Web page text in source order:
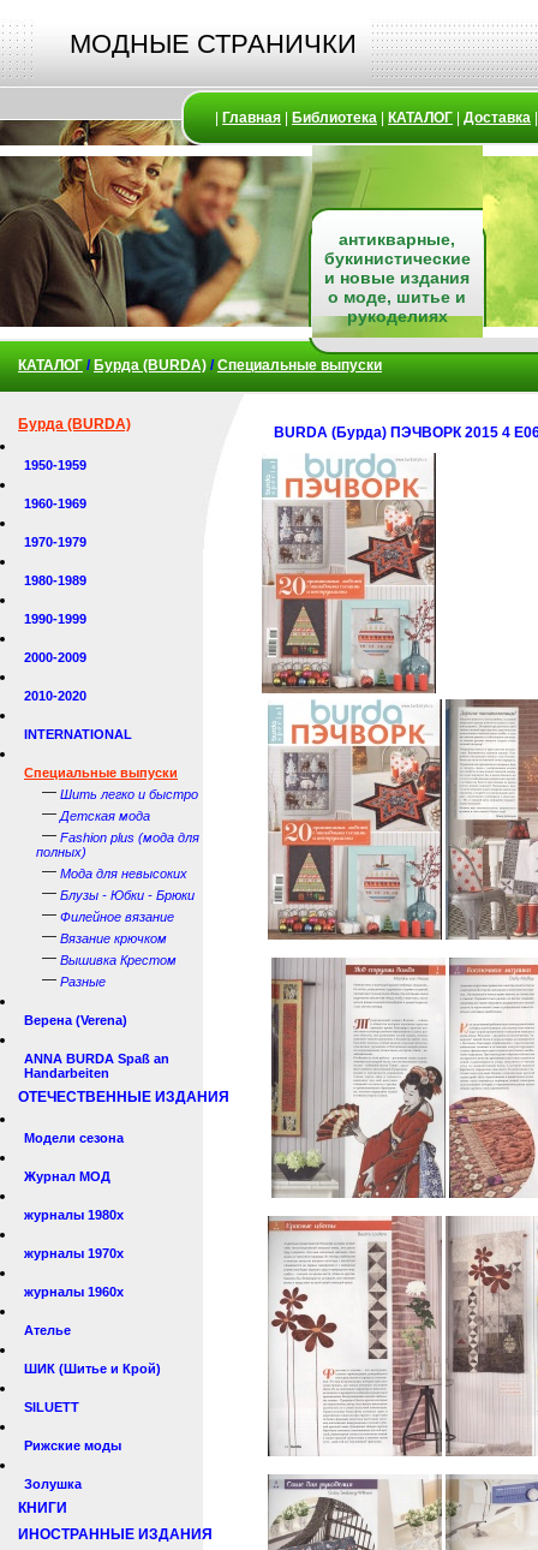
МОДНЫЕ СТРАНИЧКИ
Главная Библиотека КАТАЛОГ Доставка
антикварные,
букинистические
и новые издания
о моде, шитье и
рукоделиях
КАТАЛОГ / Бурда (BURDA) /Специальные выпуски
Бурда (BURDA)
1950-1959
1960-1969
1970-1979
1980-1989
1990-1999
2000-2009
2010-2020
INTERNATIONAL
Специальные выпуски
— Шить легко и быстро
— Детская мода
— Fashion plus (мода для
полных)
— Мода для невысоких
— Блузы - Юбки - Брюки
— Филейное вязание
— Вязание крючком
— Вышивка Крестом
— Разные
Верена (Verena)
ANNA BURDA Spaß an
Handarbeiten
ОТЕЧЕСТВЕННЫЕ ИЗДАНИЯ
Модели сезона
Журнал МОД
журналы 1980х
журналы 1970х
журналы 1960х
Ателье
ШИК (Шитье и Крой)
SILUETT
Рижские моды
Золушка
КНИГИ
ИНОСТРАННЫЕ ИЗДАНИЯ
BURDA (Бурда) ПЭЧВОРК 2015 4